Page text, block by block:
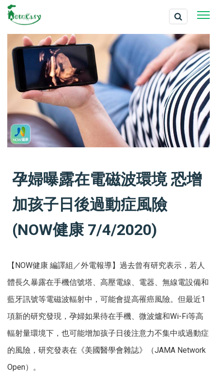
孕婦曝露在電磁波環境 恐增
加孩子日後過動症風險
(NOW健康 7/4/2020)
【NOW健康 編譯組／外電報導】過去曾有研究表示，若人
體長久暴露在手機信號塔、高壓電線、電器、無線電設備和
藍牙訊號等電磁波輻射中，可能會提高罹癌風險。但最近1
項新的研究發現，孕婦如果待在手機、微波爐和Wi-Fi等高
輻射量環境下，也可能增加孩子日後注意力不集中或過動症
的風險，研究發表在《美國醫學會雜誌》（JAMA Network
Open）。